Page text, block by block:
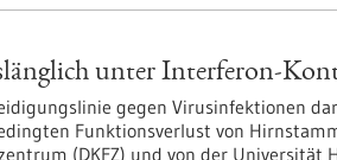
unter Interferon-
gegen Virusinfektionen
Funktionsverlust von
(DKFZ) und von der Universität